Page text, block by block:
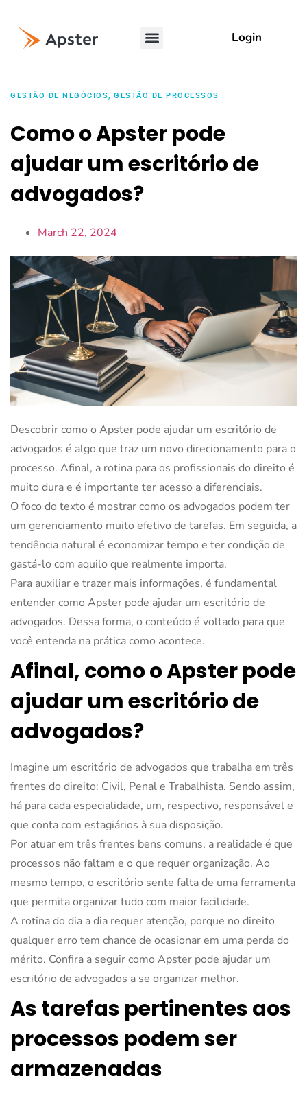
Login
GESTÃO DE NEGÓCIOS, GESTÃO DE PROCESSOS
Como o Apster pode
ajudar um escritório de
advogados?
March 22, 2024
Descobrir como o Apster pode ajudar um escritório de
advogados é algo que traz um novo direcionamento para o
processo. Afinal, a rotina para os profissionais do direito é
muito dura e é importante ter acesso a diferenciais.
O foco do texto é mostrar como os advogados podem ter
um gerenciamento muito efetivo de tarefas. Em seguida, a
tendência natural é economizar tempo e ter condição de
gastá-lo com aquilo que realmente importa.
Para auxiliar e trazer mais informações, é fundamental
entender como Apster pode ajudar um escritório de
advogados. Dessa forma, o conteúdo é voltado para que
você entenda na prática como acontece.
Afinal, como o Apster pode
ajudar um escritório de
advogados?
Imagine um escritório de advogados que trabalha em três
frentes do direito: Civil, Penal e Trabalhista. Sendo assim,
há para cada especialidade, um, respectivo, responsável e
que conta com estagiários à sua disposição.
Por atuar em três frentes bens comuns, a realidade é que
processos não faltam e o que requer organização. Ao
mesmo tempo, o escritório sente falta de uma ferramenta
que permita organizar tudo com maior facilidade.
A rotina do dia a dia requer atenção, porque no direito
qualquer erro tem chance de ocasionar em uma perda do
mérito. Confira a seguir como Apster pode ajudar um
escritório de advogados a se organizar melhor.
As tarefas pertinentes aos
processos podem ser
armazenadas